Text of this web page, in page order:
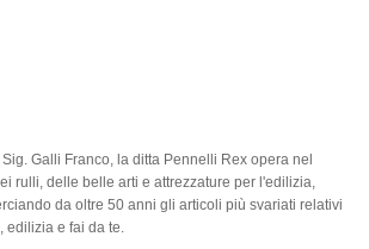
Galli Franco, la ditta Pennelli Rex opera nel
rulli, delle belle arti e attrezzature per l'edilizia,
da oltre 50 anni gli articoli più svariati relativi
edilizia e fai da te.